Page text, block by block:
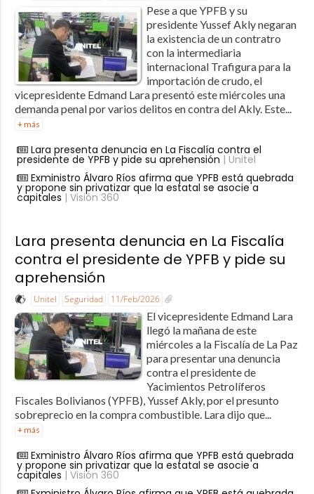
Pese a que YPFB y su
presidente Yussef Akly negaran
la existencia de un contratro
con la intermediaria
internacional Trafigura para la
importación de crudo, el
vicepresidente Edmand Lara presentó este miércoles una
demanda penal por varios delitos en contra del Akly. Este...
+ más
Lara presenta denuncia en La Fiscalía contra el
presidente de YPFB y pide su aprehensión | Unitel
Exministro Álvaro Ríos afirma que YPFB está quebrada
y propone sin privatizar que la estatal se asocie a
capitales | Visión 360
Lara presenta denuncia en La Fiscalía
contra el presidente de YPFB y pide su
aprehensión
Unitel Seguridad 11/Feb/2026
El vicepresidente Edmand Lara
llegó la mañana de este
miércoles a la Fiscalía de La Paz
para presentar una denuncia
contra el presidente de
Yacimientos Petrolíferos
Fiscales Bolivianos (YPFB), Yussef Akly, por el presunto
sobreprecio en la compra combustible. Lara dijo que...
+ más
Exministro Álvaro Ríos afirma que YPFB está quebrada
y propone sin privatizar que la estatal se asocie a
capitales | Visión 360